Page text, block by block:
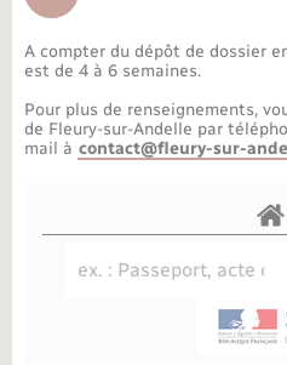
Parrainage civil
Recensement militaire
Petite enfance
Info jeunes
Associations
Bornes de recharge
Travaux - Autorisation
public
Publications
Agenda
La Communauté de
A compter du dépôt de dossier
est de 4 à 6 semaines.
Pour plus de renseignements,
de Fleury-sur-Andelle par
mail à contact@fleury-sur-